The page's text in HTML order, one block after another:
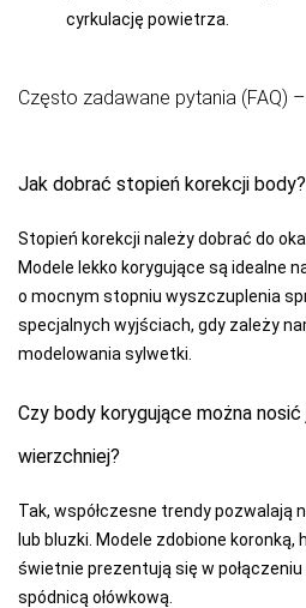
cyrkulację powietrza.
Często zadawane pytania (FAQ)
Jak dobrać stopień korekcji body?
Stopień korekcji należy dobrać do
Modele lekko korygujące są idealne
o mocnym stopniu wyszczuplenia
specjalnych wyjściach, gdy zależy
modelowania sylwetki.
Czy body korygujące można
wierzchniej?
Tak, współczesne trendy pozwalają
lub bluzki. Modele zdobione
świetnie prezentują się w
spódnicą ołówkową.